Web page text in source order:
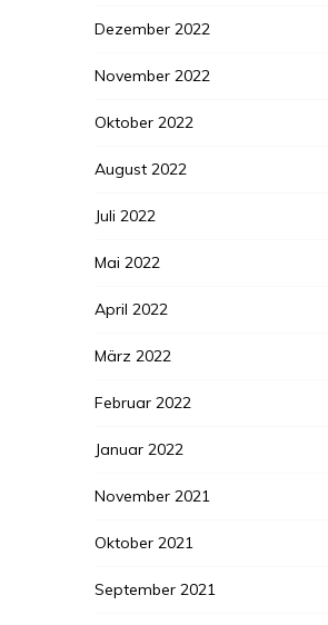
Dezember 2022
November 2022
Oktober 2022
August 2022
Juli 2022
Mai 2022
April 2022
März 2022
Februar 2022
Januar 2022
November 2021
Oktober 2021
September 2021